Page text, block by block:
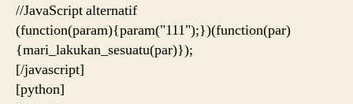
//JavaScript alternatif
(function(param){param("111");})(function(par)
{mari_lakukan_sesuatu(par)});
[/javascript]
[python]